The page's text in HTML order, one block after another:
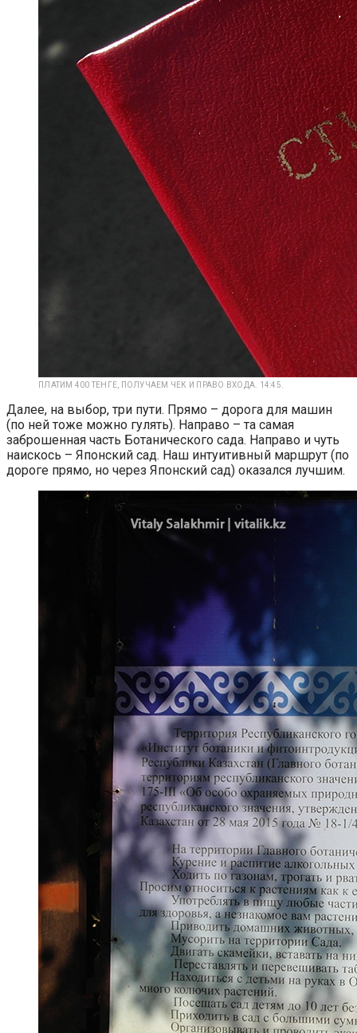
ПЛАТИМ 400 ТЕНГЕ, ПОЛУЧАЕМ ЧЕК И ПРАВО ВХОДА. 14:45.
Далее, на выбор, три пути. Прямо – дорога для машин
(по ней тоже можно гулять). Направо – та самая
заброшенная часть Ботанического сада. Направо и чуть
наискось – Японский сад. Наш интуитивный маршрут (по
дороге прямо, но через Японский сад) оказался лучшим.